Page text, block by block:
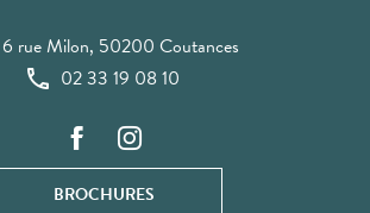
6 rue Milon, 50200 Coutances
02 33 19 08 10
BROCHURES